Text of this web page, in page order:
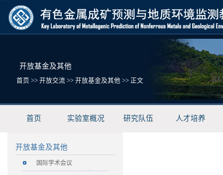
开放基金及其他
首页 >> 开放交流 >> 开放基金及其他 >> 正文
首页 实验室概况 研究队伍 人才培养
开放基金及其他
国际学术会议